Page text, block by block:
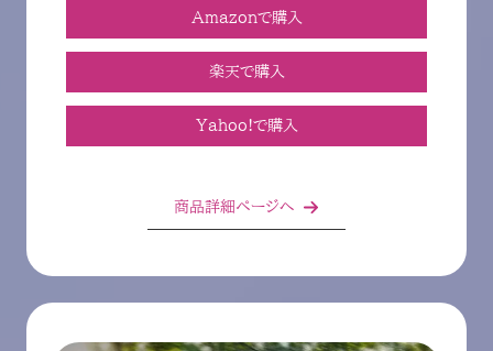
Amazonで購入
楽天で購入
Yahoo!で購入
商品詳細ページへ